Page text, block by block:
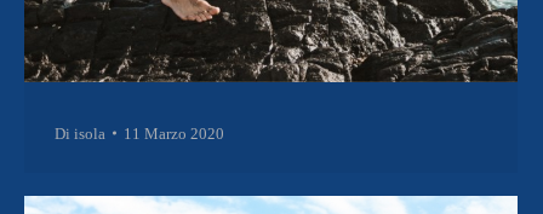
Di isola 11 Marzo 2020